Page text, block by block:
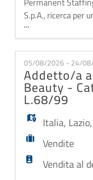
S.p.A., ricerca per
operante nel
appartenente alle
inserire per 21h
vendita situato nel
...
05/08/2026 - 24/
Addetto/a
Beauty -
L.68/99
Italia, Lazio,
Vendite
Vendita al